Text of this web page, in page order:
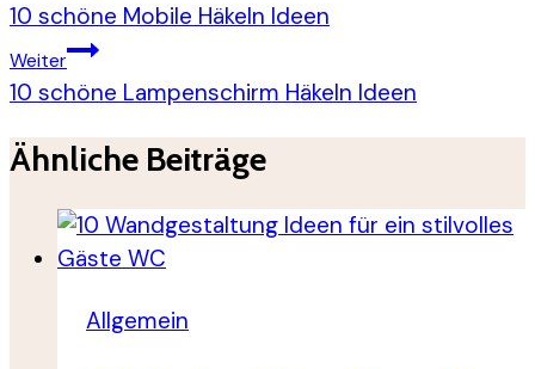
10 schöne Mobile Häkeln Ideen
Weiter
10 schöne Lampenschirm Häkeln Ideen
Ähnliche Beiträge
Allgemein